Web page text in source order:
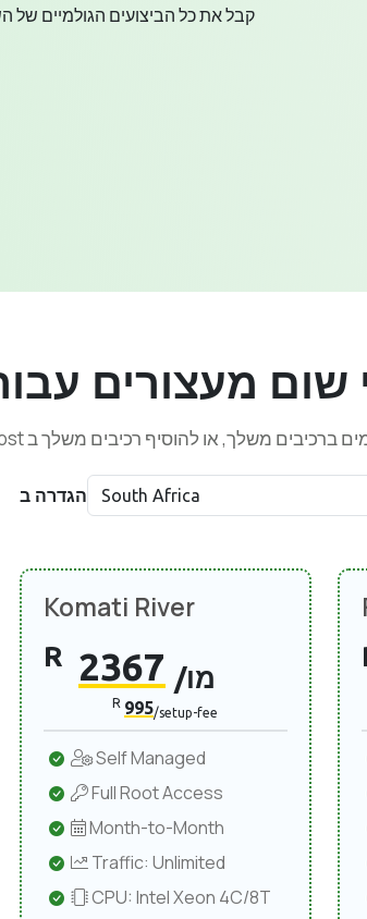
קבל את כל הביצועים הגולמיים
מעצורים
הגדרה ב
Komati River
R 2367 /מו
R 995/setup-fee
Self Managed
Full Root Access
Month-to-Month
Traffic: Unlimited
CPU: Intel Xeon 4C/8T